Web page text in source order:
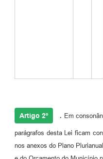
Artigo 2º . Em
parágrafos desta Lei ficam
nos anexos do Plano